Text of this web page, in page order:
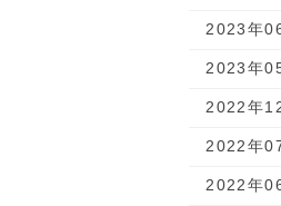
2023年
2023年
2022年
2022年
2022年